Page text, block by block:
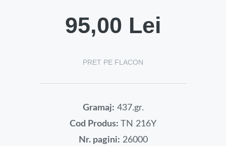
95,00 Lei
PRET PE FLACON
Gramaj: 437.gr.
Cod Produs: TN 216Y
Nr. pagini: 26000